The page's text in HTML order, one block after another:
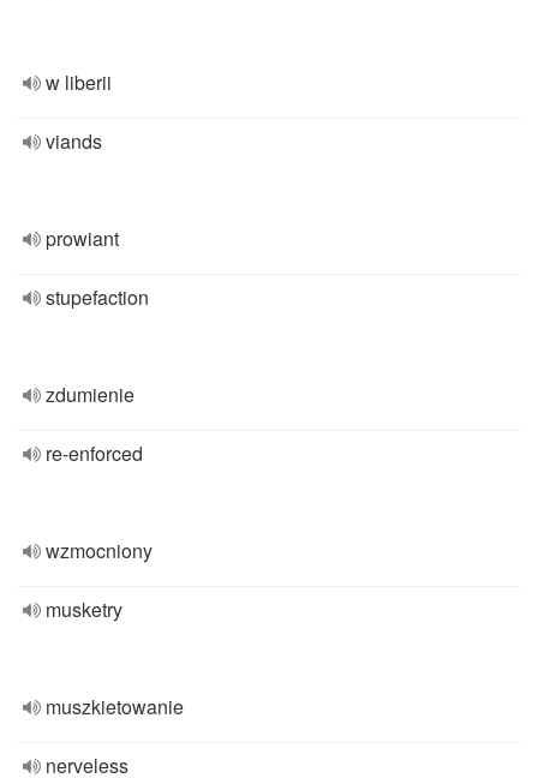
w liberii
viands
prowiant
stupefaction
zdumienie
re-enforced
wzmocniony
musketry
muszkietowanie
nerveless